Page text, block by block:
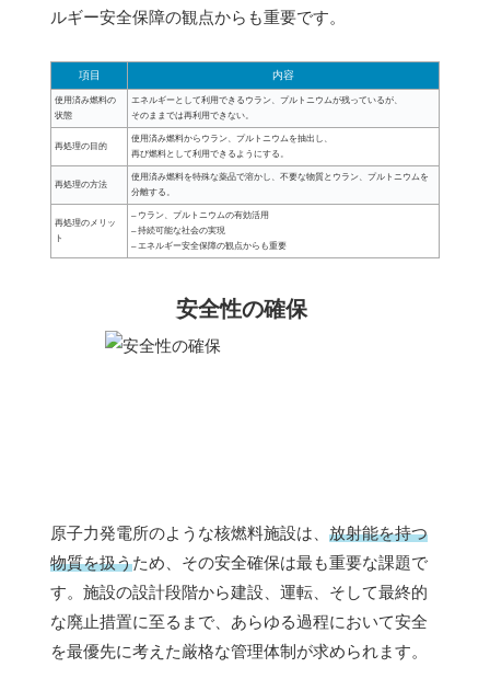
ルギー安全保障の観点からも重要です。
項目 内容
使用済み燃料の
状態
エネルギーとして利用できるウラン、プルトニウムが残っているが、
そのままでは再利用できない。
再処理の目的
使用済み燃料からウラン、プルトニウムを抽出し、
再び燃料として利用できるようにする。
再処理の方法
使用済み燃料を特殊な薬品で溶かし、不要な物質とウラン、プルトニウムを
分離する。
再処理のメリッ
ト
– ウラン、プルトニウムの有効活用
– 持続可能な社会の実現
– エネルギー安全保障の観点からも重要
安全性の確保
原子力発電所のような核燃料施設は、 放射能を持つ
物質を扱うため、その安全確保は最も重要な課題で
す。施設の設計段階から建設、運転、そして最終的
な廃止措置に至るまで、あらゆる過程において安全
を最優先に考えた厳格な管理体制が求められます。